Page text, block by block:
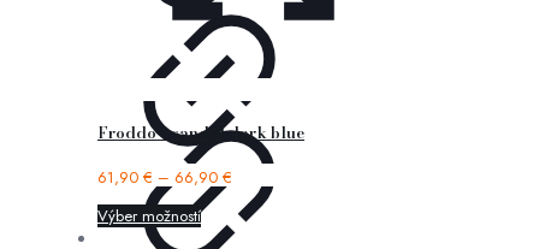
Froddo – sandal dark blue
61,90 € – 66,90 €
Výber možností